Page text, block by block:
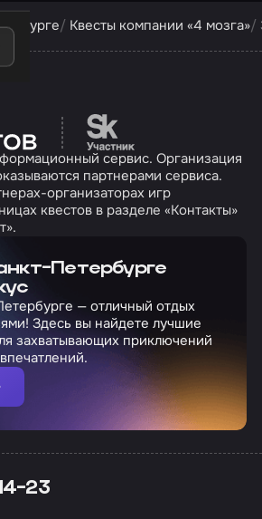
Квесты компании «4 мозга»
Перейти на сайт
сервис. Организация
партнерами сервиса.
организаторах игр
квестов в разделе «Контакты»
Петербурге
— отличный отдых
Здесь вы найдете лучшие
захватывающих приключений
23